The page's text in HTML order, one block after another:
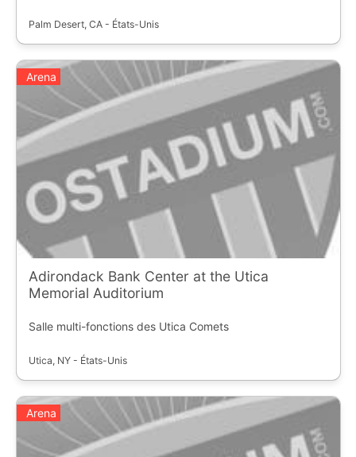
Palm Desert, CA - États-Unis
Arena
Adirondack Bank Center at the Utica
Memorial Auditorium
Salle multi-fonctions des Utica Comets
Utica, NY - États-Unis
Arena